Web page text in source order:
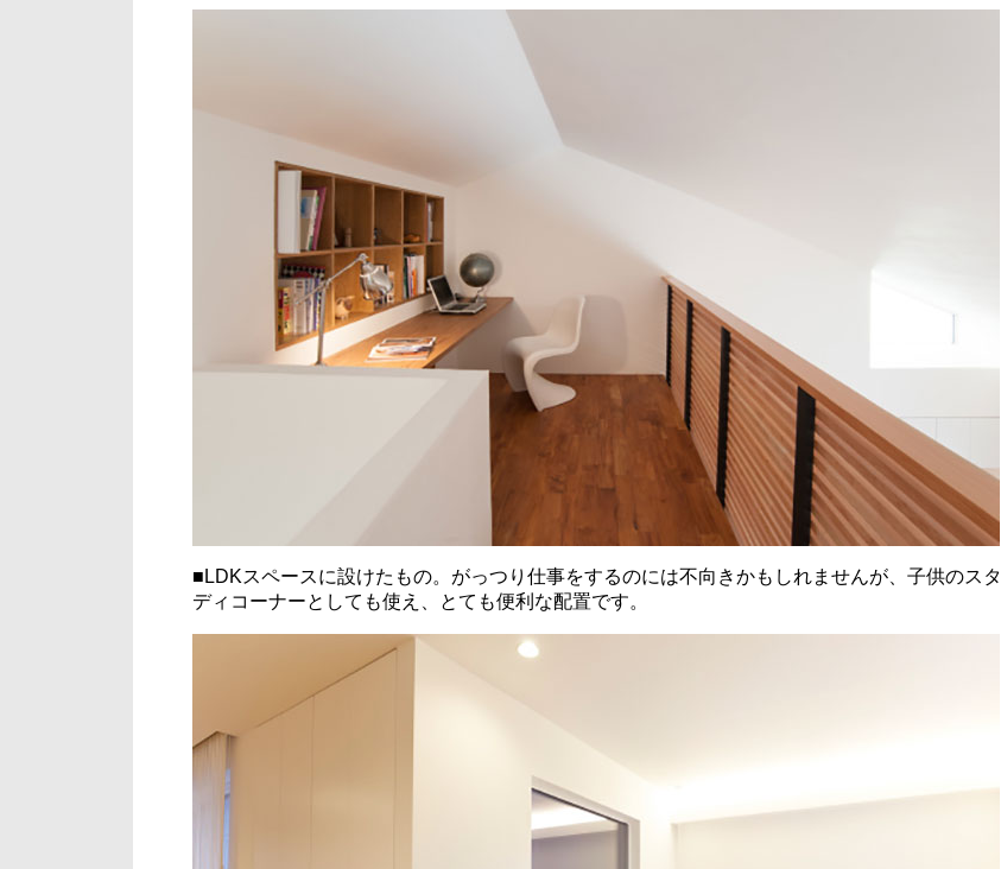
■LDKスペースに設けたもの。がっつり仕事をするのには不向きかもしれませんが、子供のスタ
ディコーナーとしても使え、とても便利な配置です。